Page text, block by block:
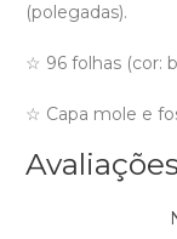
(polegadas).
☆ 96 folhas (cor:
☆ Capa mole e
Avaliações